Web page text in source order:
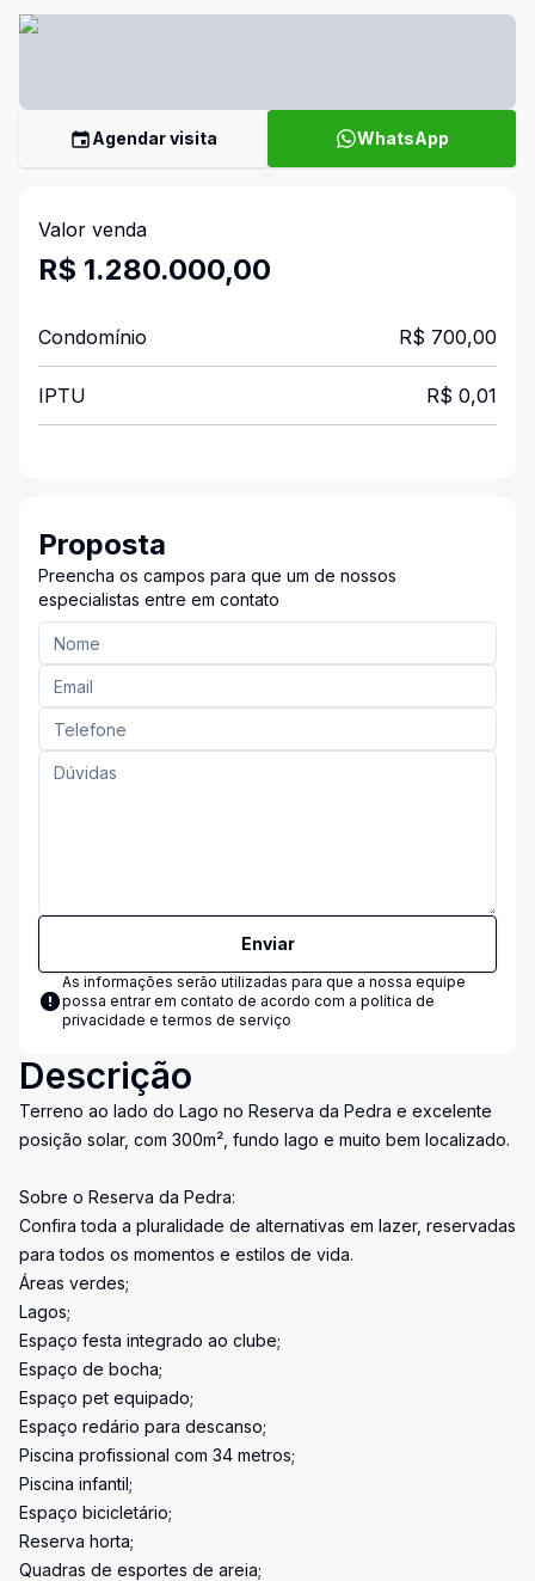
Agendar visita WhatsApp
Valor venda
R$ 1.280.000,00
Condomínio R$ 700,00
IPTU R$ 0,01
Proposta
Preencha os campos para que um de nossos
especialistas entre em contato
Enviar
As informações serão utilizadas para que a nossa equipe
possa entrar em contato de acordo com a política de
privacidade e termos de serviço
Descrição
Terreno ao lado do Lago no Reserva da Pedra e excelente
posição solar, com 300m², fundo lago e muito bem localizado.
Sobre o Reserva da Pedra:
Confira toda a pluralidade de alternativas em lazer, reservadas
para todos os momentos e estilos de vida.
Áreas verdes;
Lagos;
Espaço festa integrado ao clube;
Espaço de bocha;
Espaço pet equipado;
Espaço redário para descanso;
Piscina profissional com 34 metros;
Piscina infantil;
Espaço bicicletário;
Reserva horta;
Quadras de esportes de areia;